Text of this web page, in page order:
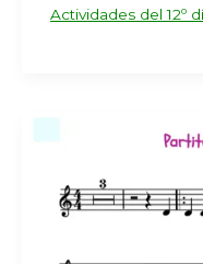
Actividades del 12º